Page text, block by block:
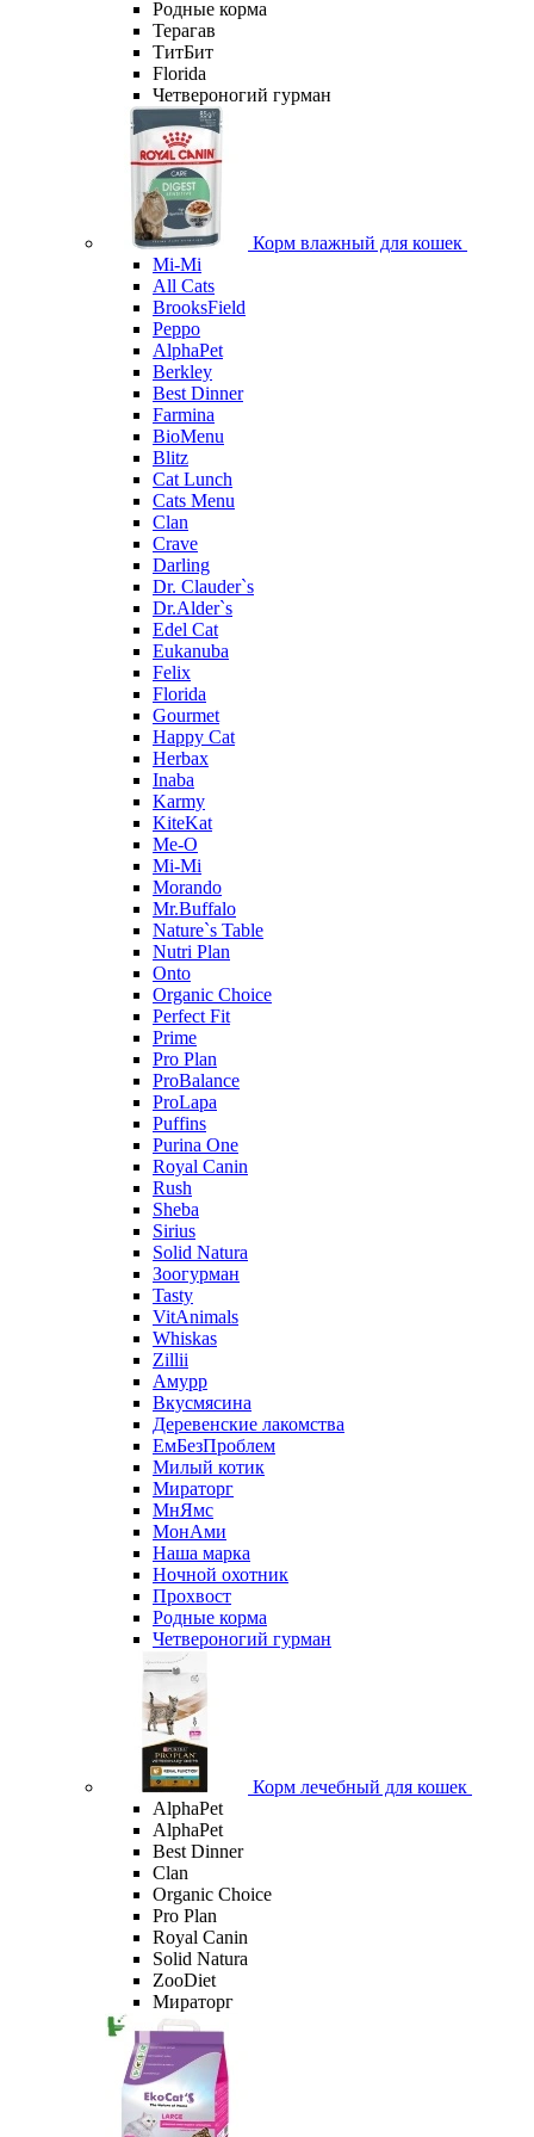
Родные корма
Терагав
ТитБит
Florida
Четвероногий гурман
Корм влажный для кошек
Mi-Мi
All Cats
BrooksField
Peppo
AlphaPet
Berkley
Best Dinner
Farmina
BioMenu
Blitz
Cat Lunch
Cats Menu
Clan
Crave
Darling
Dr. Clauder`s
Dr.Alder`s
Edel Cat
Eukanuba
Felix
Florida
Gourmet
Happy Cat
Herbax
Inaba
Karmy
KiteKat
Me-O
Mi-Мi
Morando
Mr.Buffalo
Nature`s Table
Nutri Plan
Onto
Organic Сhoice
Perfect Fit
Prime
Pro Plan
ProBalance
ProLapa
Puffins
Purina One
Royal Canin
Rush
Sheba
Sirius
Solid Natura
Зоогурман
Tasty
VitAnimals
Whiskas
Zillii
Амурр
Вкусмясина
Деревенские лакомства
ЕмБезПроблем
Милый котик
Мираторг
МнЯмс
МонАми
Наша марка
Ночной охотник
Прохвост
Родные корма
Четвероногий гурман
Корм лечебный для кошек
AlphaPet
AlphaPet
Best Dinner
Clan
Organic Сhoice
Pro Plan
Royal Canin
Solid Natura
ZooDiet
Мираторг